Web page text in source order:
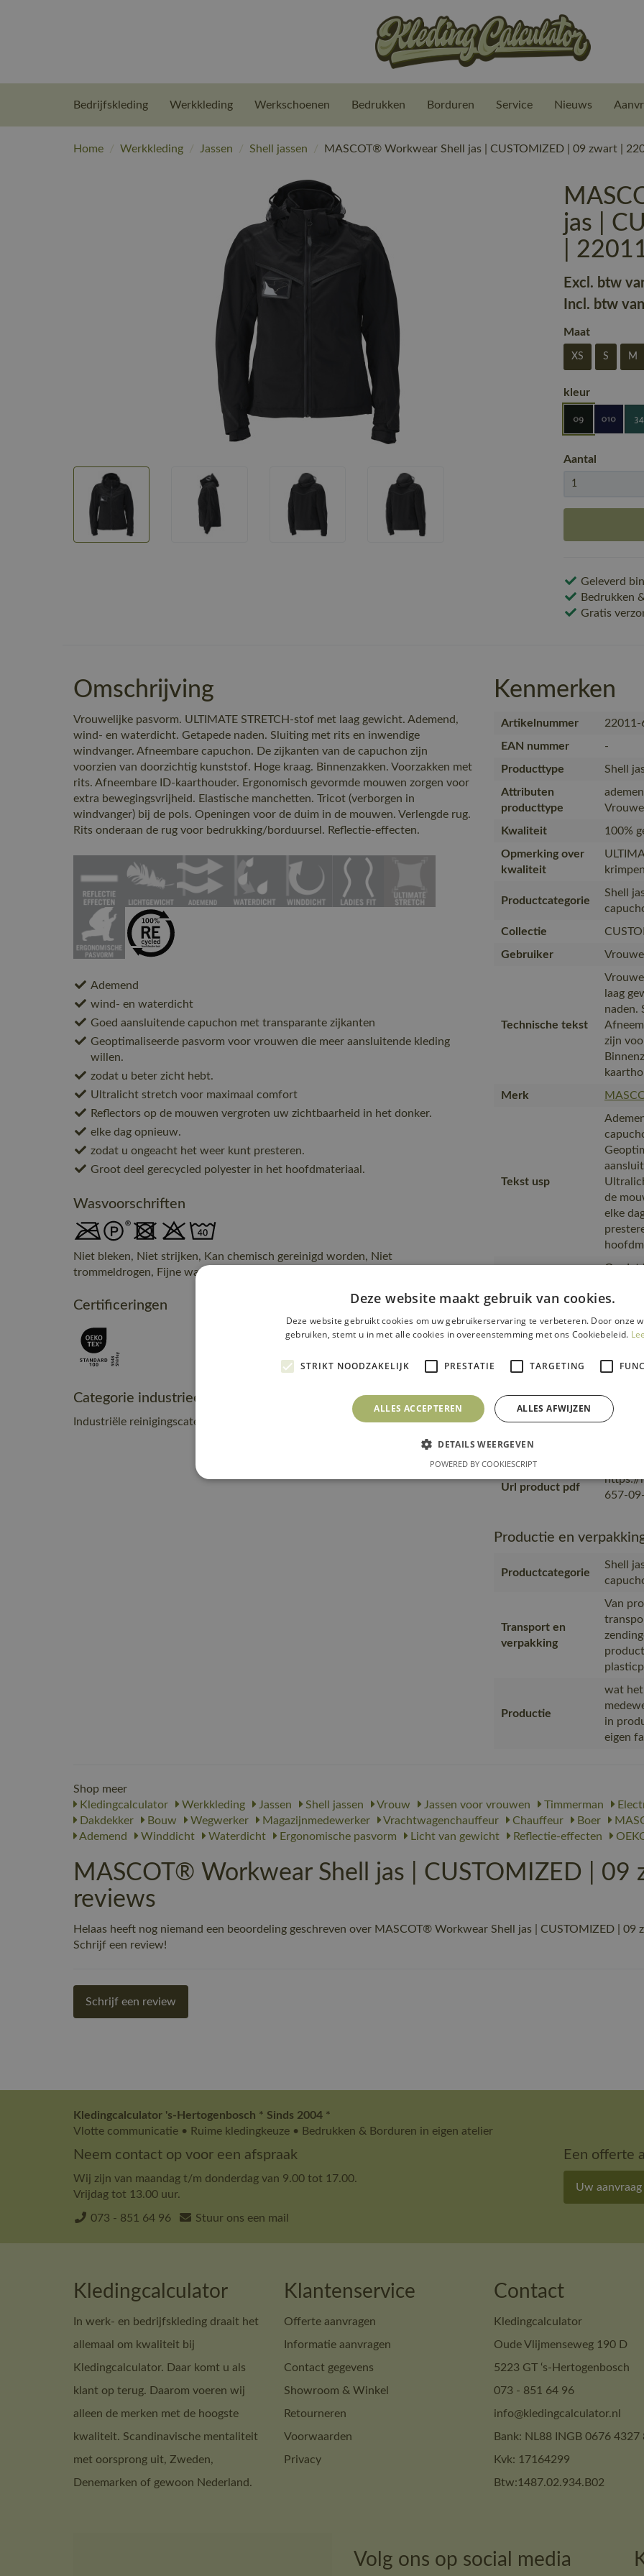
Bedrijfskleding Werkkleding Werkschoenen Bedrukken Borduren Service Nieuws
Home / Werkkleding / Jassen / Shell jassen / MASCOT® Workwear Shell jas | CUSTOMIZED | 09 zwart |
jas |
|
Excl. btw
Incl. btw
Maat
XS S M
kleur
Aantal
Geleverd
Bedrukken
Gratis
Omschrijving
Vrouwelijke pasvorm. ULTIMATE STRETCH-stof met laag gewicht. Ademend,
wind- en waterdicht. Getapede naden. Sluiting met rits en inwendige
windvanger. Afneembare capuchon. De zijkanten van de capuchon zijn
voorzien van doorzichtig kunststof. Hoge kraag. Binnenzakken. Voorzakken met
rits. Afneembare ID-kaarthouder. Ergonomisch gevormde mouwen zorgen voor
extra bewegingsvrijheid. Elastische manchetten. Tricot (verborgen in
windvanger) bij de pols. Openingen voor de duim in de mouwen. Verlengde rug.
Rits onderaan de rug voor bedrukking/borduursel. Reflectie-effecten.
Ademend
wind- en waterdicht
Goed aansluitende capuchon met transparante zijkanten
Geoptimaliseerde pasvorm voor vrouwen die meer aansluitende kleding
willen.
zodat u beter zicht hebt.
Ultralicht stretch voor maximaal comfort
Reflectors op de mouwen vergroten uw zichtbaarheid in het donker.
elke dag opnieuw.
zodat u ongeacht het weer kunt presteren.
Groot deel gerecycled polyester in het hoofdmateriaal.
Wasvoorschriften
Niet bleken, Niet strijken, Kan chemisch gereinigd worden, Niet
trommeldrogen, Fijne was, max. 40° C
Certificeringen
Categorie industrieel onderhoud
Industriële reinigingscategorie C2
Kenmerken
Artikelnummer
22011-
EAN nummer
-
Producttype
Shell
Attributen
producttype
Kwaliteit
100%
Opmerking over
kwaliteit
Productcategorie
Shell
Collectie
Gebruiker
Technische tekst
laag
naden.
zijn
Merk
Tekst usp
de
elke
Omdat
dient
transfer.
verpakking
Van
wat
in
eigen
Url product pdf
https://
657-
Productie en
Productcategorie
Shell
Transport en
verpakking
Van
Productie
wat het
in
eigen
Shop meer
Kledingcalculator
Werkkleding Jassen Shell jassen Vrouw Jassen voor vrouwen Timmerman
Dakdekker
Bouw Wegwerker Magazijnmedewerker Vrachtwagenchauffeur Chauffeur Boer
Ademend
Winddicht Waterdicht Ergonomische pasvorm Licht van gewicht Reflectie-effecten
MASCOT® Workwear Shell jas | CUSTOMIZED |
reviews
Helaas heeft nog niemand een beoordeling geschreven over MASCOT® Workwear Shell jas | CUSTOMIZED |
Schrijf een review!
Schrijf een review
Kledingcalculator 's-Hertogenbosch * Sinds 2004 *
Vlotte communicatie • Ruime kledingkeuze • Bedrukken & Borduren in eigen atelier
Neem contact op voor een afspraak
Wij zijn van maandag t/m donderdag van 9.00 tot 17.00.
Vrijdag tot 13.00 uur.
073 - 851 64 96 Stuur ons een mail
Een offerte
Uw aanvraag
Kledingcalculator
In werk- en bedrijfskleding draait het
allemaal om kwaliteit bij
Kledingcalculator. Daar komt u als
klant op terug. Daarom voeren wij
alleen de merken met de hoogste
kwaliteit. Scandinavische mentaliteit
met oorsprong uit, Zweden,
Denemarken of gewoon Nederland.
Klantenservice
Offerte aanvragen
Informatie aanvragen
Contact gegevens
Showroom & Winkel
Retourneren
Voorwaarden
Privacy
Contact
Kledingcalculator
Oude Vlijmenseweg 190 D
5223 GT ‘s-Hertogenbosch
073 - 851 64 96
info@kledingcalculator.nl
Bank: NL88 INGB 0676 4327
Kvk: 17164299
Btw:1487.02.934.B02
Volg ons op social media
Deze website maakt gebruik van cookies.
Deze website gebruikt cookies om uw gebruikerservaring te verbeteren. Door onze
gebruiken, stemt u in met alle cookies in overeenstemming met ons Cookiebeleid.
STRIKT NOODZAKELIJK PRESTATIE TARGETING
ALLES ACCEPTEREN ALLES AFWIJZEN
DETAILS WEERGEVEN
POWERED BY COOKIESCRIPT